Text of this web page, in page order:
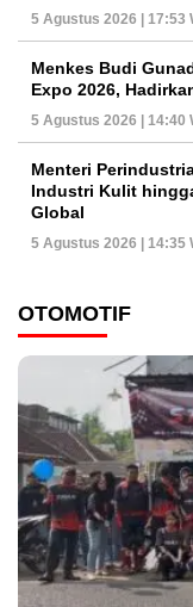
5 Agustus 2026 | 17:53
Menkes Budi
Expo 2026,
5 Agustus 2026 | 14:40
Menteri
Industri Kulit
Global
5 Agustus 2026 | 14:35
OTOMOTIF